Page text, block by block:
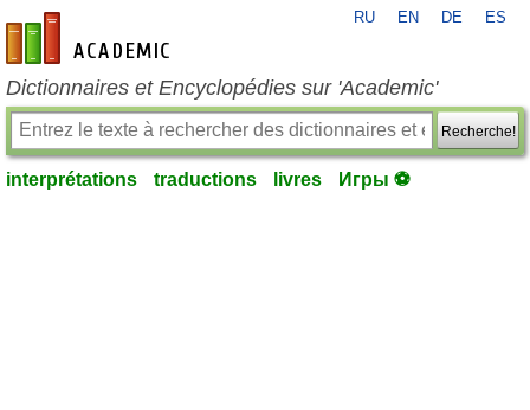
fr-academic.com
RU EN DE ES
Dictionnaires et Encyclopédies sur 'Academic'
Recherche!
interprétations traductions livres Игры ⚽